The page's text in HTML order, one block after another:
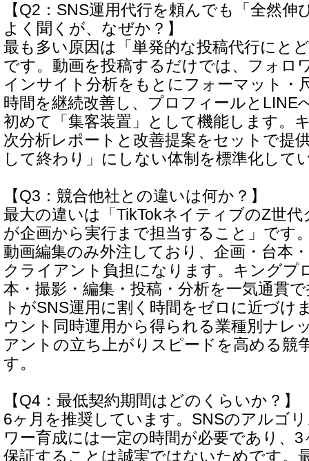
【Q2：SNS運用代行を頼んでも「全然
よく聞くが、なぜか？】
最も多い原因は「単発的な投稿代行にと
です。動画を投稿するだけでは、フォロ
インサイト分析をもとにフォーマット・
時間を継続改善し、プロフィールとLINE
初めて「集客装置」として機能します。
次分析レポートと改善提案をセットで提
して終わり」にしない体制を標準化して
【Q3：競合他社との違いは何か？】
最大の違いは「TikTokネイティブのZ世
が企画から実行まで担当すること」です
動画編集のみ外注しており、企画・台本
クライアント負担になります。キングプ
本・撮影・編集・投稿・分析を一気通貫
トがSNS運用に割く時間をゼロに近づけ
ウント同時運用から得られる業種別ナレ
アントの立ち上がりスピードを高める競
す。
【Q4：最低契約期間はどのくらいか？】
6ヶ月を推奨しています。SNSのアルゴ
ワー育成には一定の時間が必要であり、
保証することは誠実ではないためです。